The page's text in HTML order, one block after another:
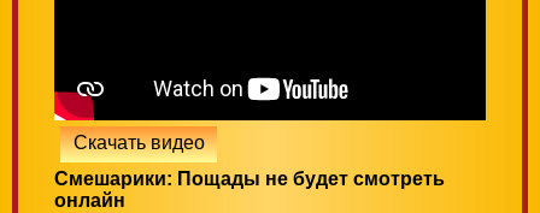
Скачать видео
Смешарики: Пощады не будет смотреть
онлайн